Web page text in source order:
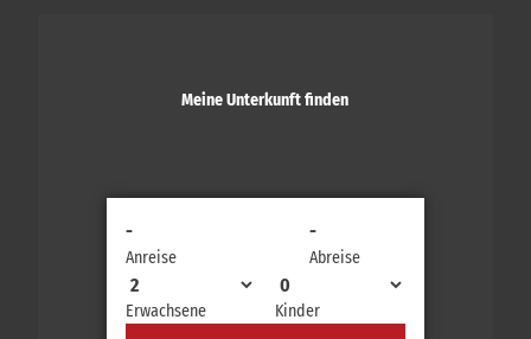
Meine Unterkunft finden
Anreise
-
Abreise
-
Erwachsene
Kinder